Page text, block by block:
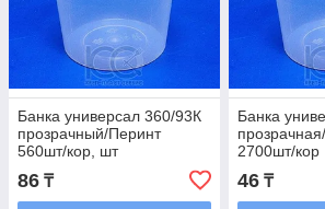
Банка универсал 360/93К
прозрачный/Перинт
560шт/кор, шт
86 ₸
Банка
2700шт/кор
46₸